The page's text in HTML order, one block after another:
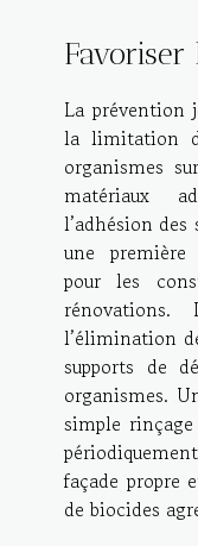
La prévention
la limitation
organismes
matériaux
l’adhésion
une
pour les
rénovations.
l’élimination
supports de
organismes.
simple rinçage
façade propre
de biocides